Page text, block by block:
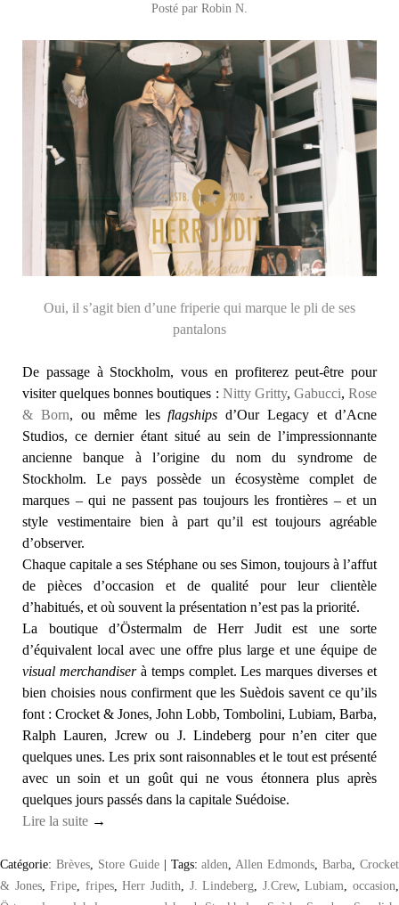
Posté par Robin N.
Oui, il s’agit bien d’une friperie qui marque le pli de ses
pantalons
De passage à Stockholm, vous en profiterez peut-être pour
visiter quelques bonnes boutiques : Nitty Gritty, Gabucci, Rose
& Born, ou même lesflagships d’Our Legacy et d’Acne
Studios, ce dernier étant situé au sein de l’impressionnante
ancienne banque à l’origine du nom du syndrome de
Stockholm. Le pays possède un écosystème complet de
marques – qui ne passent pas toujours les frontières – et un
style vestimentaire bien à part qu’il est toujours agréable
d’observer.
Chaque capitale a ses Stéphane ou ses Simon, toujours à l’affut
de pièces d’occasion et de qualité pour leur clientèle
d’habitués, et où souvent la présentation n’est pas la priorité.
La boutique d’Östermalm de Herr Judit est une sorte
d’équivalent local avec une offre plus large et une équipe de
visual merchandiserà temps complet. Les marques diverses et
bien choisies nous confirment que les Suèdois savent ce qu’ils
font : Crocket & Jones, John Lobb, Tombolini, Lubiam, Barba,
Ralph Lauren, Jcrew ou J. Lindeberg pour n’en citer que
quelques unes. Les prix sont raisonnables et le tout est présenté
avec un soin et un goût qui ne vous étonnera plus après
quelques jours passés dans la capitale Suédoise.
Lire la suite →
Catégorie: Brèves, Store Guide | Tags:alden,Allen Edmonds,Barba,Crocket
& Jones,Fripe, fripes,Herr Judith, J. Lindeberg, J.Crew,Lubiam,occasion,